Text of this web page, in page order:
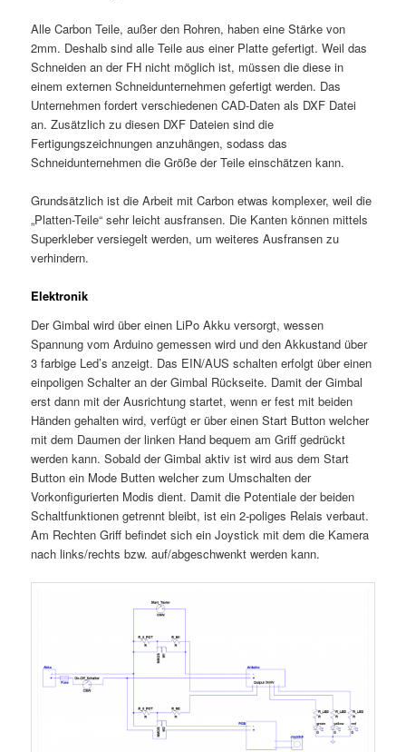
Alle Carbon Teile, außer den Rohren, haben eine Stärke von
2mm. Deshalb sind alle Teile aus einer Platte gefertigt. Weil das
Schneiden an der FH nicht möglich ist, müssen die diese in
einem externen Schneidunternehmen gefertigt werden. Das
Unternehmen fordert verschiedenen CAD-Daten als DXF Datei
an. Zusätzlich zu diesen DXF Dateien sind die
Fertigungszeichnungen anzuhängen, sodass das
Schneidunternehmen die Größe der Teile einschätzen kann.
Grundsätzlich ist die Arbeit mit Carbon etwas komplexer, weil die
„Platten-Teile“ sehr leicht ausfransen. Die Kanten können mittels
Superkleber versiegelt werden, um weiteres Ausfransen zu
verhindern.
Elektronik
Der Gimbal wird über einen LiPo Akku versorgt, wessen
Spannung vom Arduino gemessen wird und den Akkustand über
3 farbige Led’s anzeigt. Das EIN/AUS schalten erfolgt über einen
einpoligen Schalter an der Gimbal Rückseite. Damit der Gimbal
erst dann mit der Ausrichtung startet, wenn er fest mit beiden
Händen gehalten wird, verfügt er über einen Start Button welcher
mit dem Daumen der linken Hand bequem am Griff gedrückt
werden kann. Sobald der Gimbal aktiv ist wird aus dem Start
Button ein Mode Butten welcher zum Umschalten der
Vorkonfigurierten Modis dient. Damit die Potentiale der beiden
Schaltfunktionen getrennt bleibt, ist ein 2-poliges Relais verbaut.
Am Rechten Griff befindet sich ein Joystick mit dem die Kamera
nach links/rechts bzw. auf/abgeschwenkt werden kann.